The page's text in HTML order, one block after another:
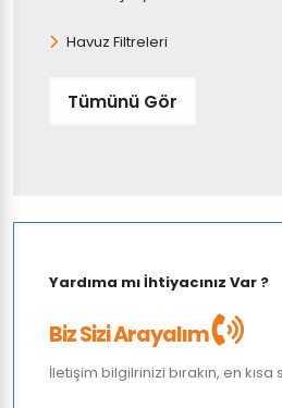
Havuz Filtreleri
Tümünü Gör
Yardıma mı İhtiyacınız Var ?
Biz Sizi Arayalım
İletişim bilgilrinizi bırakın, en